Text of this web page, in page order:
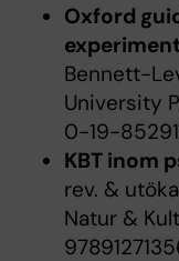
Oxford
Bennett-
University
0-19-
KBT inom
rev. &
Natur &